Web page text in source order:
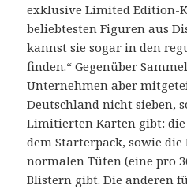
exklusive Limited Edition-
beliebtesten Figuren aus
kannst sie sogar in den
finden.“ Gegenüber
Unternehmen aber
Deutschland nicht sieben,
Limitierten Karten gibt: die
dem Starterpack, sowie die
normalen Tüten (eine pro
Blistern gibt. Die anderen